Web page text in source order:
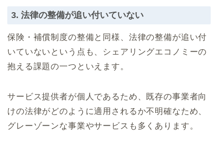
3. 法律の整備が追い付いていない
保険・補償制度の整備と同様、法律の整備が追い付
いていないという点も、シェアリングエコノミーの
抱える課題の一つといえます。
サービス提供者が個人であるため、既存の事業者向
けの法律がどのように適用されるか不明確なため、
グレーゾーンな事業やサービスも多くあります。